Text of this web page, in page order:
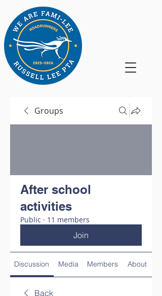
Groups
After school
activities
Public · 11 members
Join
Discussion Media Members About
Back